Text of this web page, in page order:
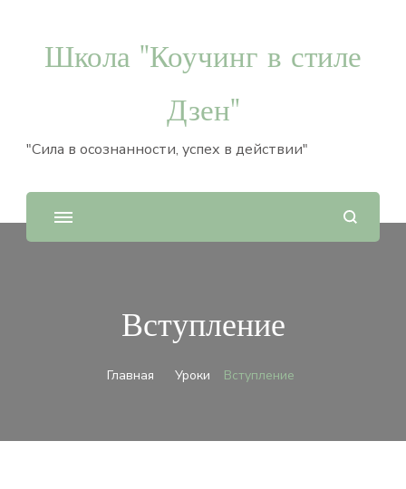
Школа "Коучинг в стиле
Дзен"
"Сила в осознанности, успех в действии"
Вступление
Главная Уроки Вступление